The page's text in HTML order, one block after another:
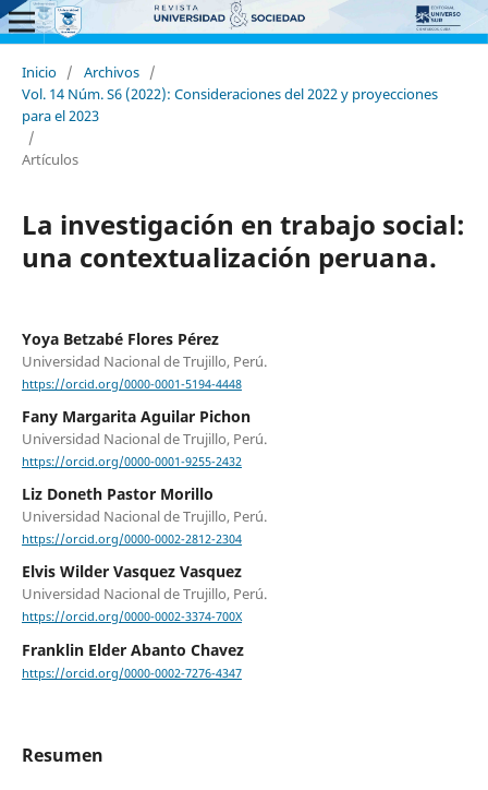
Inicio / Archivos /
Vol. 14 Núm. S6 (2022): Consideraciones del 2022 y proyecciones
para el 2023
/
Artículos
La investigación en trabajo social:
una contextualización peruana.
Yoya Betzabé Flores Pérez
Universidad Nacional de Trujillo, Perú.
https://orcid.org/0000-0001-5194-4448
Fany Margarita Aguilar Pichon
Universidad Nacional de Trujillo, Perú.
https://orcid.org/0000-0001-9255-2432
Liz Doneth Pastor Morillo
Universidad Nacional de Trujillo, Perú.
https://orcid.org/0000-0002-2812-2304
Elvis Wilder Vasquez Vasquez
Universidad Nacional de Trujillo, Perú.
https://orcid.org/0000-0002-3374-700X
Franklin Elder Abanto Chavez
https://orcid.org/0000-0002-7276-4347
Resumen